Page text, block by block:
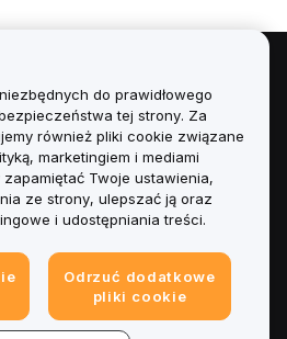
do prawidłowego
tej strony. Za
również pliki cookie związane
marketingiem i mediami
Twoje ustawienia,
ze strony, ulepszać ją oraz
i udostępniania treści.
Odrzuć dodatkowe
pliki cookie